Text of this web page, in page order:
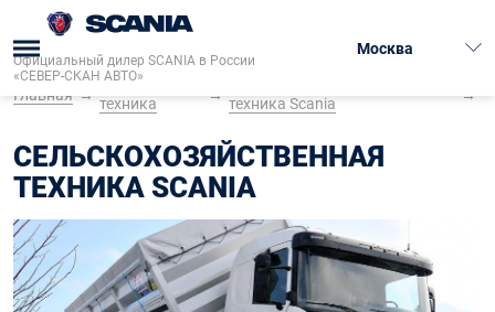
Официальный дилер SCANIA в России
«СЕВЕР-СКАН АВТО»
Москва
Главная →
Грузовая
техника
→
техника Scania
→
СЕЛЬСКОХОЗЯЙСТВЕННАЯ
ТЕХНИКА SCANIA